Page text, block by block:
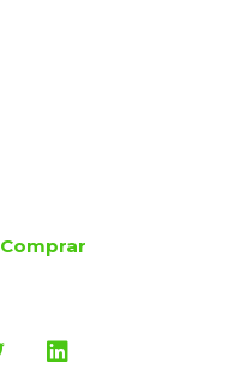
Comprar